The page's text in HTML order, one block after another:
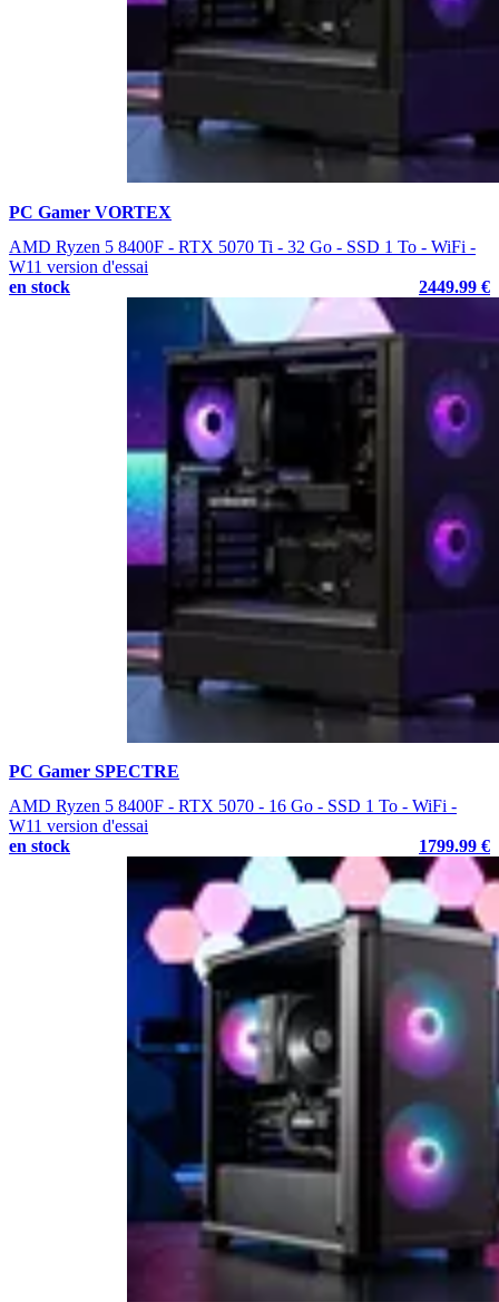
PC Gamer VORTEX
AMD Ryzen 5 8400F - RTX 5070 Ti - 32 Go - SSD 1 To - WiFi -
W11 version d'essai
en stock
2449.99 €
PC Gamer SPECTRE
AMD Ryzen 5 8400F - RTX 5070 - 16 Go - SSD 1 To - WiFi -
W11 version d'essai
en stock
1799.99 €